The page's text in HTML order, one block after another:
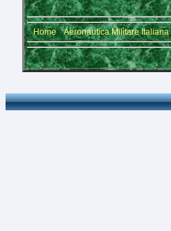
Home Aeronautica Militare Italiana